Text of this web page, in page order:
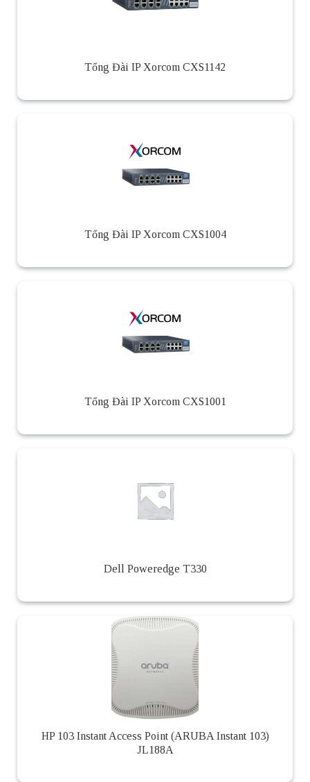
Tổng Đài IP Xorcom CXS1142
Tổng Đài IP Xorcom CXS1004
Tổng Đài IP Xorcom CXS1001
Dell Poweredge T330
HP 103 Instant Access Point (ARUBA Instant 103)
JL188A